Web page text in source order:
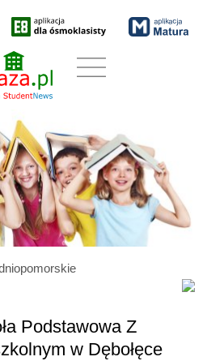
Podstawowa Z
w Dębołęce